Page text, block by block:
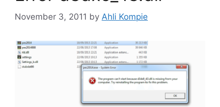
November 3, 2011 by Ahli Kompie